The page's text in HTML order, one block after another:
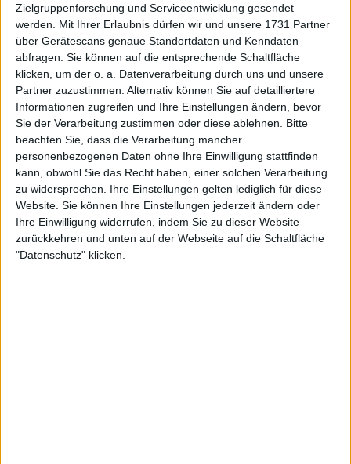
Zielgruppenforschung und Serviceentwicklung gesendet
werden.
Mit Ihrer Erlaubnis dürfen wir und unsere 1731 Partner
über Gerätescans genaue Standortdaten und Kenndaten
abfragen. Sie können auf die entsprechende Schaltfläche
klicken, um der o. a. Datenverarbeitung durch uns und unsere
Partner zuzustimmen. Alternativ können Sie auf detailliertere
Informationen zugreifen und Ihre Einstellungen ändern, bevor
Sie der Verarbeitung zustimmen oder diese ablehnen.
Bitte
beachten Sie, dass die Verarbeitung mancher
personenbezogenen Daten ohne Ihre Einwilligung stattfinden
kann, obwohl Sie das Recht haben, einer solchen Verarbeitung
zu widersprechen. Ihre Einstellungen gelten lediglich für diese
Website. Sie können Ihre Einstellungen jederzeit ändern oder
Ihre Einwilligung widerrufen, indem Sie zu dieser Website
zurückkehren und unten auf der Webseite auf die Schaltfläche
"Datenschutz" klicken.
Weiterlesen
Red Bull Bassline: Alexander
Zverev kann seinen Titel
verteidigen